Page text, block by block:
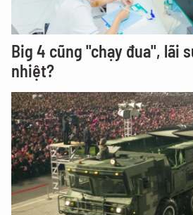
Big 4 cũng "chạy đua", lãi
nhiệt?